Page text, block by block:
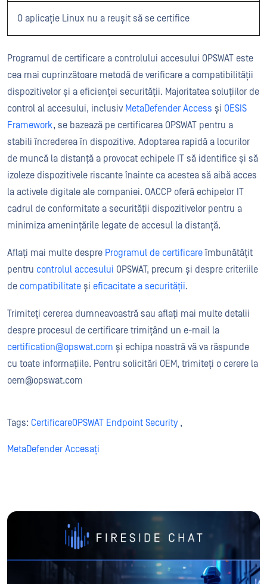
O aplicație Linux nu a reușit să se certifice
Programul de certificare a controlului accesului OPSWAT este
cea mai cuprinzătoare metodă de verificare a compatibilității
dispozitivelor și a eficienței securității. Majoritatea soluțiilor de
control al accesului, inclusiv MetaDefender Access și OESIS
Framework, se bazează pe certificarea OPSWAT pentru a
stabili încrederea în dispozitive. Adoptarea rapidă a locurilor
de muncă la distanță a provocat echipele IT să identifice și să
izoleze dispozitivele riscante înainte ca acestea să aibă acces
la activele digitale ale companiei. OACCP oferă echipelor IT
cadrul de conformitate a securității dispozitivelor pentru a
minimiza amenințările legate de accesul la distanță.
Aflați mai multe despre Programul de certificareîmbunătățit
pentru controlul accesului OPSWAT, precum și despre criteriile
de compatibilitate și eficacitate a securității.
Trimiteți cererea dumneavoastră sau aflați mai multe detalii
despre procesul de certificare trimițând un e-mail la
certification@opswat.com și echipa noastră vă va răspunde
cu toate informațiile. Pentru solicitări OEM, trimiteți o cerere la
oem@opswat.com
Tags: CertificareOPSWAT Endpoint Security,
MetaDefender Accesați